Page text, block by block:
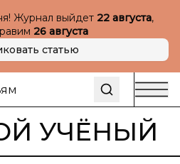
Журнал выйдет 22 августа,
26 августа
статью
УЧЁНЫЙ